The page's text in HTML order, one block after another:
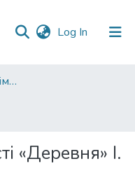
Log In (current)
Наукові видання ОНУ імені І. І. Мечникова
«Деревня» І.